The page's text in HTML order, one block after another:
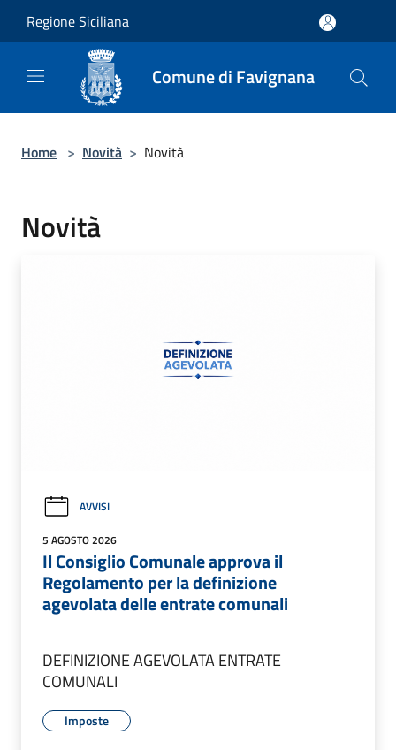
Regione Siciliana
Comune di Favignana
Home > Novità > Novità
Novità
AVVISI
5 AGOSTO 2026
Il Consiglio Comunale approva il
Regolamento per la definizione
agevolata delle entrate comunali
DEFINIZIONE AGEVOLATA ENTRATE
COMUNALI
Imposte